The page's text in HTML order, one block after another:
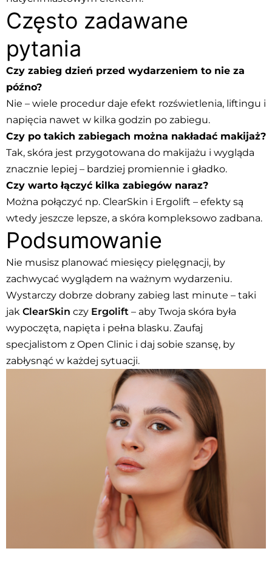
Często zadawane
pytania
Czy zabieg dzień przed wydarzeniem to nie za
późno?
Nie – wiele procedur daje efekt rozświetlenia, liftingu i
napięcia nawet w kilka godzin po zabiegu.
Czy po takich zabiegach można nakładać makijaż?
Tak, skóra jest przygotowana do makijażu i wygląda
znacznie lepiej – bardziej promiennie i gładko.
Czy warto łączyć kilka zabiegów naraz?
Można połączyć np. ClearSkin i Ergolift – efekty są
wtedy jeszcze lepsze, a skóra kompleksowo zadbana.
Podsumowanie
Nie musisz planować miesięcy pielęgnacji, by
zachwycać wyglądem na ważnym wydarzeniu.
Wystarczy dobrze dobrany zabieg last minute – taki
jak ClearSkin czy Ergolift – aby Twoja skóra była
wypoczęta, napięta i pełna blasku. Zaufaj
specjalistom z Open Clinic i daj sobie szansę, by
zabłysnąć w każdej sytuacji.